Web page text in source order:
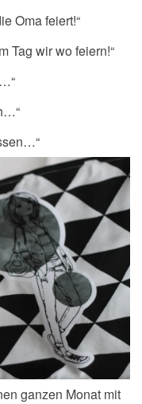
Oma feiert!“
Tag wir wo feiern!“
ganzen Monat mit